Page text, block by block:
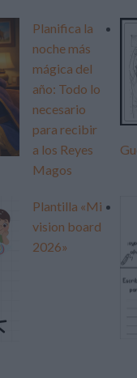
Planifica la
noche más
mágica del
año: Todo lo
necesario
para recibir
a los Reyes
Magos
Plantilla «Mi
vision board
2026»